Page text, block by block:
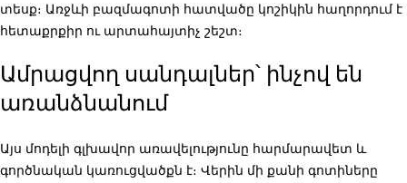
տեսք։ Առջևի բազմագոտի հատվածը կոշիկին հաղորդում է
հետաքրքիր ու արտահայտիչ շեշտ։
Ամրացվող սանդալներ՝ ինչով են
առանձնանում
Այս մոդելի գլխավոր առավելությունը հարմարավետ և
գործնական կառուցվածքն է։ Վերին մի քանի գոտիները